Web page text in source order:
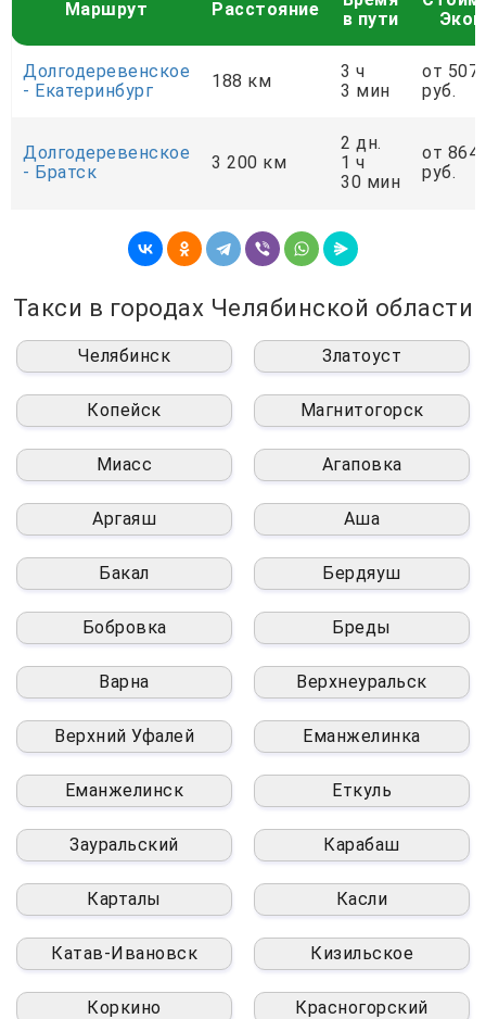
Маршрут Расстояние
в пути
Долгодеревенское
- Екатеринбург
188 км
3 ч
3 мин
от
руб.
Долгодеревенское
- Братск
3 200 км
2 дн.
1 ч
30 мин
от
руб.
Такси в городах Челябинской области
Челябинск Златоуст
Копейск Магнитогорск
Миасс Агаповка
Аргаяш Аша
Бакал Бердяуш
Бобровка Бреды
Варна Верхнеуральск
Верхний Уфалей Еманжелинка
Еманжелинск Еткуль
Зауральский Карабаш
Карталы Касли
Катав-Ивановск Кизильское
Коркино Красногорский